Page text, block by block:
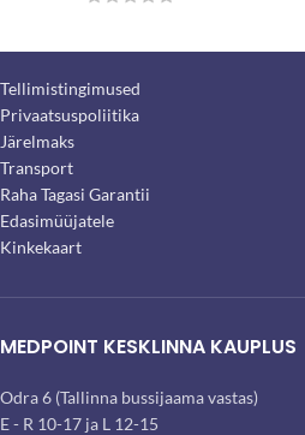
Tellimistingimused
Privaatsuspoliitika
Järelmaks
Transport
Raha Tagasi Garantii
Edasimüüjatele
Kinkekaart
MEDPOINT KESKLINNA KAUPLUS
Odra 6 (Tallinna bussijaama vastas)
E - R 10-17 ja L 12-15